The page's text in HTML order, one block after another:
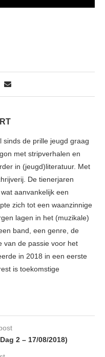
sinds de prille jeugd graag
met stripverhalen en
in (jeugd)literatuur. Met
De tienerjaren
aanvankelijk een
zich tot een waanzinnige
lagen in het (muzikale)
band, een genre, de
van de passie voor het
in 2018 in een eerste
is toekomstige
2 – 17/08/2018)